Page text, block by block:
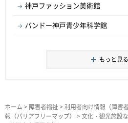
神戸ファッション美術館
バンドー神戸青少年科学館
もっと見る
ホーム > 障害者福祉 > 利用者向け情報（障害者
報（バリアフリーマップ）
> 文化・観光施設